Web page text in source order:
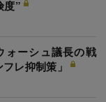
度”
ォーシュ議長の戦
レ抑制策」